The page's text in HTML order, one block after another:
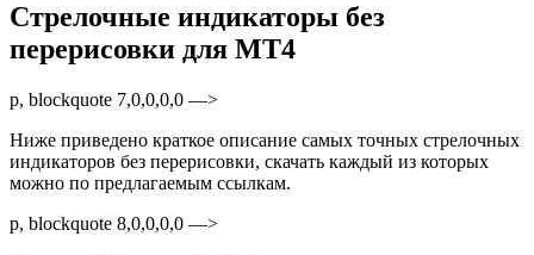
Стрелочные индикаторы без
перерисовки для MT4
p, blockquote 7,0,0,0,0 —>
Ниже приведено краткое описание самых точных стрелочных
индикаторов без перерисовки, скачать каждый из которых
можно по предлагаемым ссылкам.
p, blockquote 8,0,0,0,0 —>